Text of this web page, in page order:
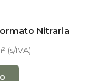
Nitraria
(s/IVA)